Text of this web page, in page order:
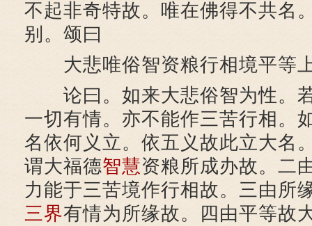
不起非奇特故。唯在佛得不共名
别。颂曰
大悲唯俗智资粮行相境平等
论曰。如来大悲俗智为性。
一切有情。亦不能作三苦行相。
名依何义立。依五义故此立大名
谓大福德智慧资粮所成办故。二
力能于三苦境作行相故。三由所
三界有情为所缘故。四由平等故